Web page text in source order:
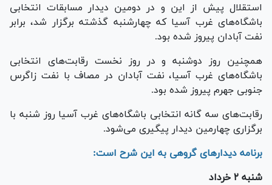
استقلال پیش از این و در دومین دیدار مسابقات انتخابی
باشگاه‌های غرب آسیا که چهارشنبه گذشته برگزار شد، برابر
نفت آبادان پیروز شده بود.
همچنین روز دوشنبه و در روز نخست رقابت‌های انتخابی
باشگاه‌های غرب آسیا، نفت آبادان در مصاف با نفت زاگرس
جنوبی جهرم پیروز شده بود.
رقابت‌های سه گانه انتخابی باشگاه‌های غرب آسیا روز شنبه با
برگزاری چهارمین دیدار پیگیری می‌شود.
برنامه دیدار‌های گروهی به این شرح است:
شنبه ۲ خرداد